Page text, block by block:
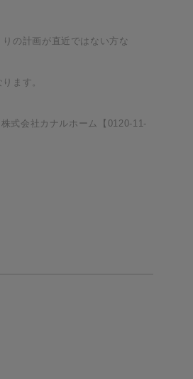
の計画が直近ではない方な
ます。
式会社カナルホーム【0120-11-